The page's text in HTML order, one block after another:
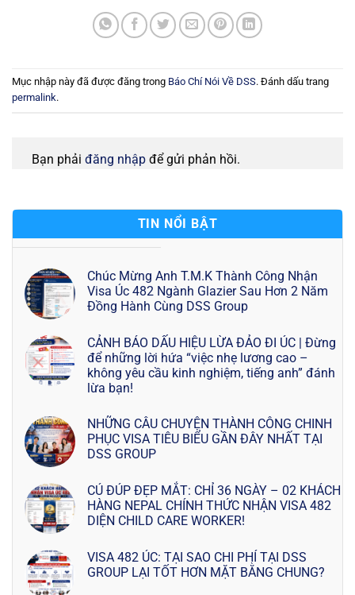
Mục nhập này đã được đăng trong Báo Chí Nói Về DSS. Đánh dấu trang
permalink.
Bạn phải đăng nhập để gửi phản hồi.
TIN NỔI BẬT
Chúc Mừng Anh T.M.K Thành Công Nhận
Visa Úc 482 Ngành Glazier Sau Hơn 2 Năm
Đồng Hành Cùng DSS Group
CẢNH BÁO DẤU HIỆU LỪA ĐẢO ĐI ÚC | Đừng
để những lời hứa “việc nhẹ lương cao –
không yêu cầu kinh nghiệm, tiếng anh” đánh
lừa bạn!
NHỮNG CÂU CHUYỆN THÀNH CÔNG CHINH
PHỤC VISA TIÊU BIỂU GẦN ĐÂY NHẤT TẠI
DSS GROUP
CÚ ĐÚP ĐẸP MẮT: CHỈ 36 NGÀY – 02 KHÁCH
HÀNG NEPAL CHÍNH THỨC NHẬN VISA 482
DIỆN CHILD CARE WORKER!
VISA 482 ÚC: TẠI SAO CHI PHÍ TẠI DSS
GROUP LẠI TỐT HƠN MẶT BẰNG CHUNG?